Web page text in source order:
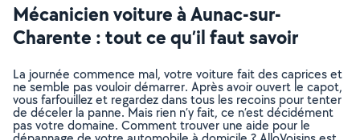
Mécanicien voiture à Aunac-sur-
Charente : tout ce qu’il faut savoir
La journée commence mal, votre voiture fait des caprices et
ne semble pas vouloir démarrer. Après avoir ouvert le capot,
vous farfouillez et regardez dans tous les recoins pour tenter
de déceler la panne. Mais rien n’y fait, ce n’est décidément
pas votre domaine. Comment trouver une aide pour le